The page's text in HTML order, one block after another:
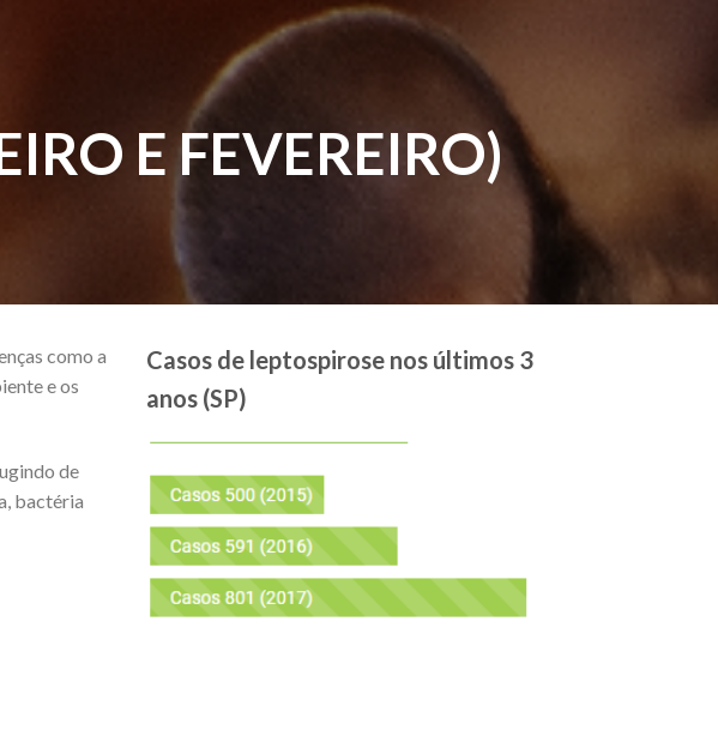
E FEVEREIRO)
como a
e os
de
bactéria
Casos de leptospirose nos últimos 3
anos (SP)